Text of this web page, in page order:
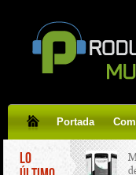
Portada
LO